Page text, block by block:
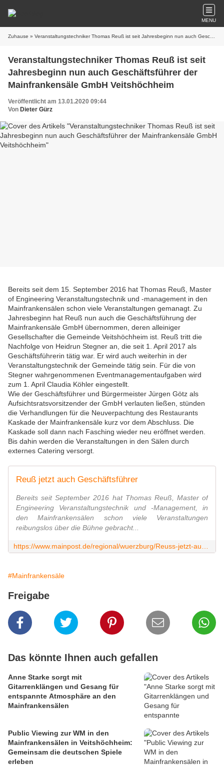
MENU
Zuhause » Veranstaltungstechniker Thomas Reuß ist seit Jahresbeginn nun auch Geschäftsführer der Mainfrankensäle GmbH Veitshöchheim
Veranstaltungstechniker Thomas Reuß ist seit
Jahresbeginn nun auch Geschäftsführer der
Mainfrankensäle GmbH Veitshöchheim
Veröffentlicht am 13.01.2020 09:44
Von Dieter Gürz
Bereits seit dem 15. September 2016 hat Thomas Reuß,
Master
of Engineering Veranstaltungstechnik und -management in den
Mainfrankensälen schon viele Veranstaltungen gemanagt. Zu
Jahresbeginn hat Reuß nun auch die Geschäftsführung der
Mainfrankensäle GmbH übernommen, deren alleiniger
Gesellschafter die Gemeinde Veitshöchheim ist. Reuß tritt die
Nachfolge von Heidrun Stegner an, die seit 1. April 2017 als
Geschäftsführerin tätig war. Er wird auch weiterhin in der
Veranstaltungstechnik der Gemeinde tätig sein. Für die von
Stegner wahrgenommenen Eventmanagementaufgaben wird
zum 1. April Claudia Köhler eingestellt.
Wie der Geschäftsführer und Bürgermeister Jürgen Götz als
Aufsichtsratsvorsitzender der GmbH verlauten ließen, stünden
die Verhandlungen für die Neuverpachtung des Restaurants
Kaskade der Mainfrankensäle kurz vor dem Abschluss. Die
Kaskade soll dann nach Fasching wieder neu eröffnet werden.
Bis dahin werden die Veranstaltungen in den Sälen durch
externes Catering versorgt.
Reuß jetzt auch Geschäftsführer
Bereits seit September 2016 hat Thomas Reuß, Master of
Engineering Veranstaltungstechnik und -Management, in
den Mainfrankensälen schon viele Veranstaltungen
reibungslos über die Bühne gebracht...
#Mainfrankensäle
Freigabe
Das könnte Ihnen auch gefallen
Anne Starke sorgt mit
Gitarrenklängen und Gesang für
entspannte Atmosphäre an den
Mainfrankensälen
Public Viewing zur WM in den
Mainfrankensälen in Veitshöchheim:
Gemeinsam die deutschen Spiele
erleben